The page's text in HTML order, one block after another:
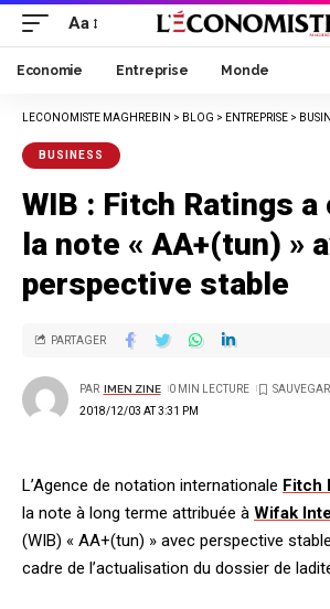
Aa
Economie Entreprise Monde
LECONOMISTE MAGHREBIN > BLOG > ENTREPRISE >
BUSINESS
WIB : Fitch Ratings
la note « AA+(tun) »
perspective stable
2018/12/03 AT 3:31 PM
PAR IMEN ZINE 0 MIN LECTURE
PARTAGER
L’Agence de notation internationale Fitch
la note à long terme attribuée à Wifak
(WIB) « AA+(tun) » avec perspective
cadre de l’actualisation du dossier de